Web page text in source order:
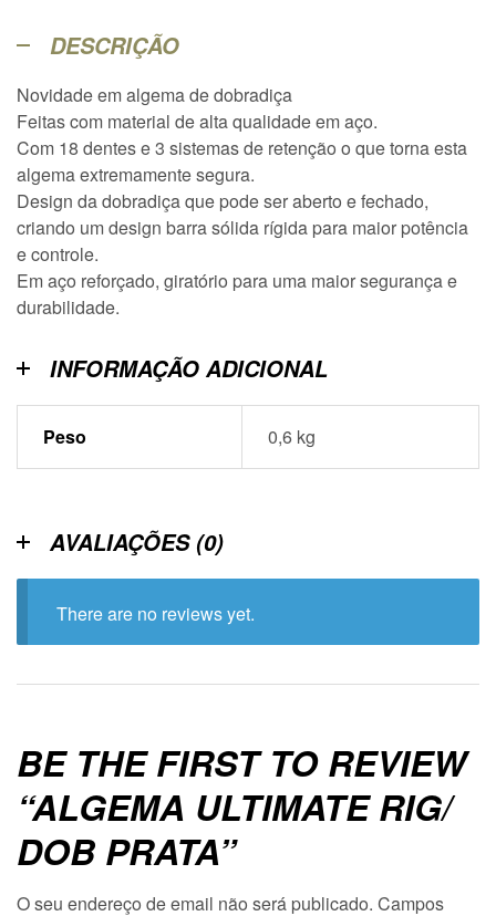
DESCRIÇÃO
Novidade em algema de dobradiça
Feitas com material de alta qualidade em aço.
Com 18 dentes e 3 sistemas de retenção o que torna esta
algema extremamente segura.
Design da dobradiça que pode ser aberto e fechado,
criando um design barra sólida rígida para maior potência
e controle.
Em aço reforçado, giratório para uma maior segurança e
durabilidade.
INFORMAÇÃO ADICIONAL
Peso 0,6 kg
AVALIAÇÕES (0)
There are no reviews yet.
BE THE FIRST TO REVIEW
“ALGEMA ULTIMATE RIG/
DOB PRATA”
O seu endereço de email não será publicado. Campos